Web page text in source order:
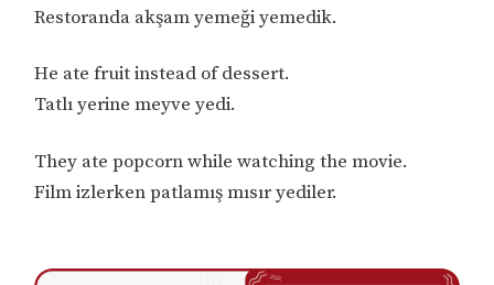
Restoranda akşam yemeği yemedik.
He ate fruit instead of dessert.
Tatlı yerine meyve yedi.
They ate popcorn while watching the movie.
Film izlerken patlamış mısır yediler.